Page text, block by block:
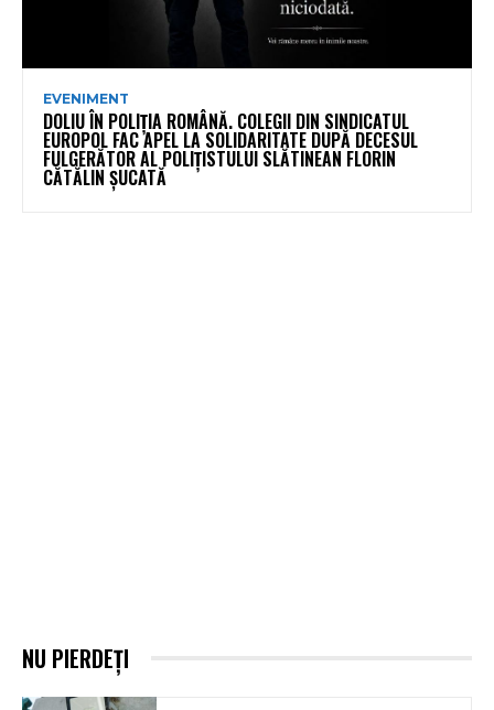
EVENIMENT
DOLIU ÎN POLIȚIA ROMÂNĂ. COLEGII DIN SINDICATUL
EUROPOL FAC APEL LA SOLIDARITATE DUPĂ DECESUL
FULGERĂTOR AL POLIȚISTULUI SLĂTINEAN FLORIN
CĂTĂLIN ȘUCATĂ
NU PIERDEȚI